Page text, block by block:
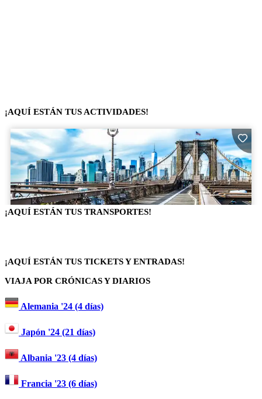
¡AQUÍ ESTÁN TUS ACTIVIDADES!
¡AQUÍ ESTÁN TUS TRANSPORTES!
¡AQUÍ ESTÁN TUS TICKETS Y ENTRADAS!
VIAJA POR CRÓNICAS Y DIARIOS
Alemania '24 (4 días)
Japón '24 (21 días)
Albania '23 (4 días)
Francia '23 (6 días)